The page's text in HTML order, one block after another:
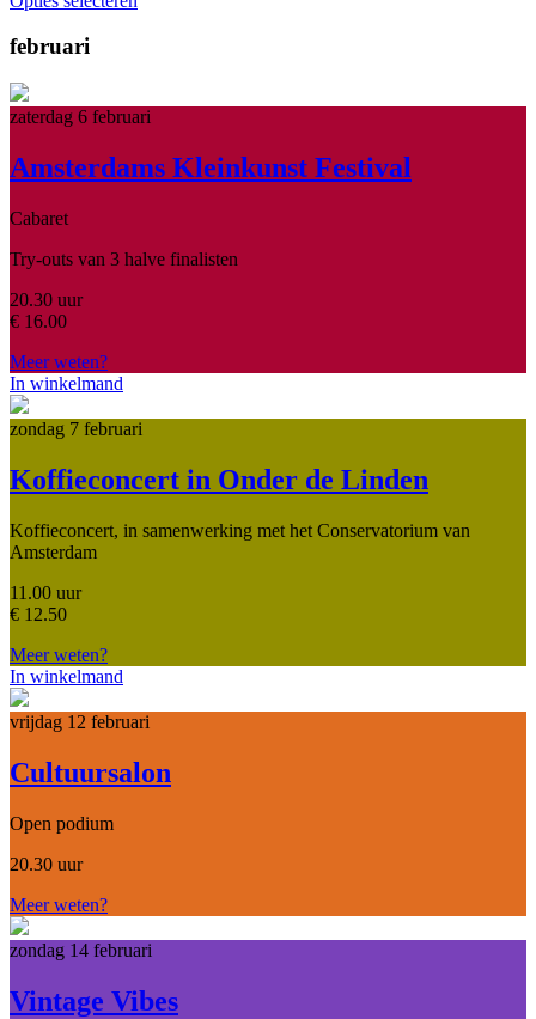
februari
zaterdag 6 februari
Amsterdams Kleinkunst Festival
Cabaret
Try-outs van 3 halve finalisten
20.30 uur
€ 16.00
Meer weten?
In winkelmand
zondag 7 februari
Koffieconcert in Onder de Linden
Koffieconcert, in samenwerking met het Conservatorium van
Amsterdam
11.00 uur
€ 12.50
Meer weten?
In winkelmand
vrijdag 12 februari
Cultuursalon
Open podium
20.30 uur
Meer weten?
zondag 14 februari
Vintage Vibes